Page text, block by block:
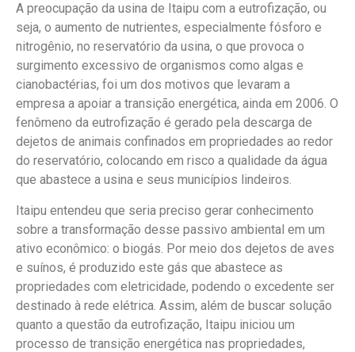
A preocupação da usina de Itaipu com a eutrofização, ou
seja, o aumento de nutrientes, especialmente fósforo e
nitrogênio, no reservatório da usina, o que provoca o
surgimento excessivo de organismos como algas e
cianobactérias, foi um dos motivos que levaram a
empresa a apoiar a transição energética, ainda em 2006. O
fenômeno da eutrofização é gerado pela descarga de
dejetos de animais confinados em propriedades ao redor
do reservatório, colocando em risco a qualidade da água
que abastece a usina e seus municípios lindeiros.
Itaipu entendeu que seria preciso gerar conhecimento
sobre a transformação desse passivo ambiental em um
ativo econômico: o biogás. Por meio dos dejetos de aves
e suínos, é produzido este gás que abastece as
propriedades com eletricidade, podendo o excedente ser
destinado à rede elétrica. Assim, além de buscar solução
quanto a questão da eutrofização, Itaipu iniciou um
processo de transição energética nas propriedades,